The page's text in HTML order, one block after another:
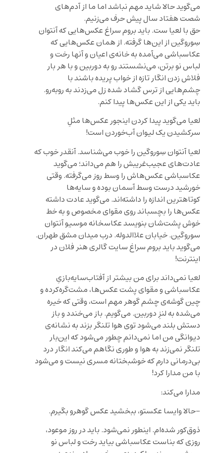
می‌گوید حالا شاید مهم نباشد اما ما از آدم‌های
شصت هفتاد سال پیش حرف می‌زنیم.
حق با لعیا ست. باید بروم سراغ عکس‌هایی که آنتوان
سِوروگین از این‌ها گرفته. از همان عکس‌هایی که
عکاسباشی می‌آمده به خانه‌ی اعیان و آنها رخت و
لباس نو برتن، می‌نشستند رو به دوربین و با هر بار
فلاش زدن انگار تازه از خواب پریده باشند با
چشم‌هایی از ترس گشاد شده زل می‌زدند به روبه‌رو.
باید یکی از این عکس‌ها پیدا کنم.
لعیا می‌گوید پیدا کردن اینجور عکس‌ها مثلِ
سرکشیدن یک لیوان آب‌خوردن است!
لعیا آنتوان سِوروگین را خوب می‌شناسد. آنقدر خوب که
عادت‌های عجیب‌غریبش را هم می‌داند؛ می‌گوید
عکاسباشی عکس‌هاش را وسط روز می‌گرفته. وقتی
خورشید درست وسط آسمان بوده و سایه‌ها
کوتاهترین اندازه را داشته‌اند. می‌گوید عادت داشته
عکس‌ها را بچسباند روی مقوای مخصوص و به خط
خوش پشت‌شان بنویسد عکاسخانه موسیو آنتوان
سوروگین. خیابان علاالدوله. درب میدان مشق طهران.
می‌گوید باید بروم سراغ سایت گالری هنر فلان در
اینترنت!
لعیا نمی‌داند برای من بیشتر از آفتاب‌سایه‌بازیِ
عکاسباشی و مقوای پشت عکس‌ها، مشت‌گره‌کرده و
چین گوشه‌ی چشم گوهر مهم است، وقتی که خیره
می‌شده به لنزِ دوربین. می‌گویم. باز می‌خندد و باز
دستش بلند می‌شود توی هوا تلنگر بزند به نشانه‌ی
دیوانگی من اما نمی‌دانم چطور می‌شود که این‌بار
تلنگر نمی‌زند به هوا و طوری نگاهم می‌کند انگار درد
بی‌درمانی دارم که خوشبختانه مسری نیست و می‌شود
با من مدارا کرد!
مدارا می‌کند:
-حالا وایسا عکستو، ببخشید عکس گوهرو بگیرم.
ذوق‌کور شده‌ام. اینطور نمی‌شود. باید در روز موعود،
روزی که بناست عکاسباشی بیاید رخت و لباس نو